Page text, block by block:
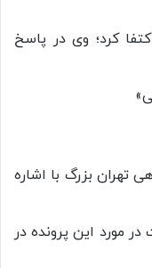
کرد؛ وی در پاسخ
تهران بزرگ با اشاره
مورد این پرونده در